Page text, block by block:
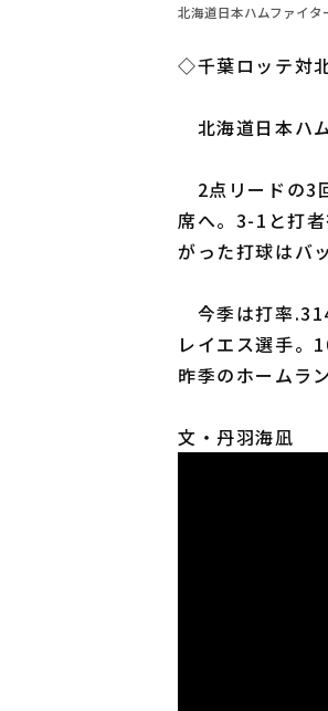
北海道日本ハムファイ
◇千葉ロッテ対
北海道日本ハ
2点リードの3
席へ。3-1と打
がった打球はバ
今季は打率
レイエス選手。
昨季のホームラ
文・丹羽海凪